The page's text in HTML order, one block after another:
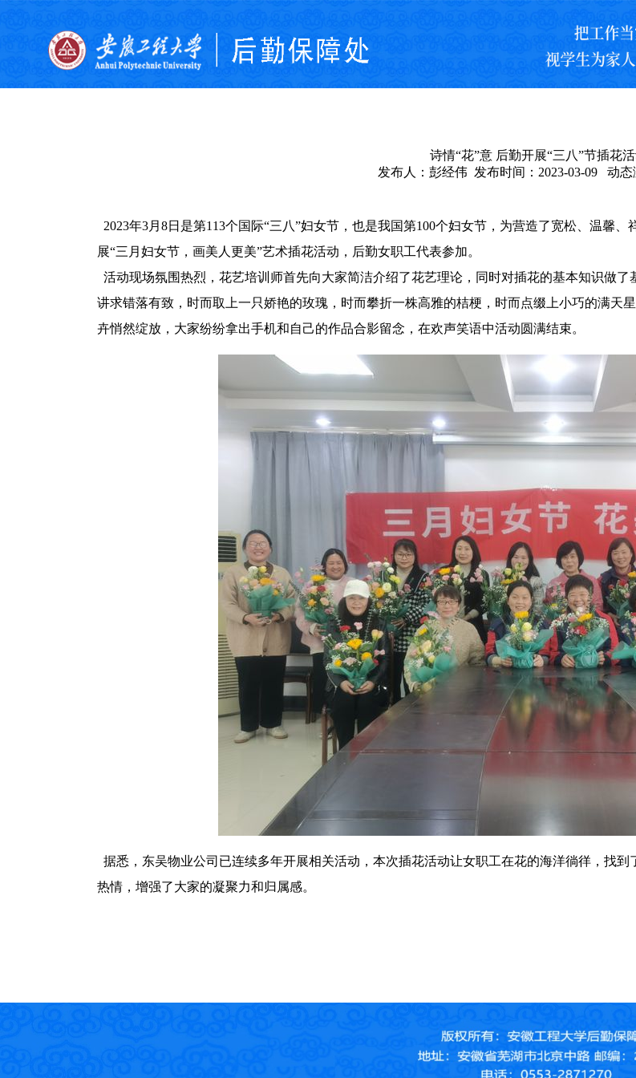
诗情“花”意 后勤开展“三八”节插花
发布人：彭经伟 发布时间：2023-03-09 动态
2023年3月8日是第113个国际“三八”妇女节，也是我国第100个妇女节，为营造了宽松、温馨
展“三月妇女节，画美人更美”艺术插花活动，后勤女职工代表参加。
活动现场氛围热烈，花艺培训师首先向大家简洁介绍了花艺理论，同时对插花的基本知识做了
讲求错落有致，时而取上一只娇艳的玫瑰，时而攀折一株高雅的桔梗，时而点缀上小巧的满天
卉悄然绽放，大家纷纷拿出手机和自己的作品合影留念，在欢声笑语中活动圆满结束。
据悉，东吴物业公司已连续多年开展相关活动，本次插花活动让女职工在花的海洋徜徉，找
热情，增强了大家的凝聚力和归属感。